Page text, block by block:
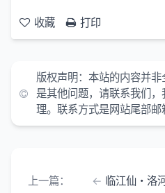
收藏 打印
版权声明： 本站的内容并
是其他问题，请联系我们
理。联系方式是网站尾部邮
上一篇：
临江仙・洛河垂